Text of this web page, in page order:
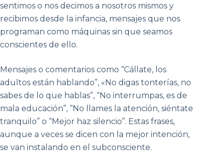
sentimos o nos decimos a nosotros mismos y
recibimos desde la infancia, mensajes que nos
programan como máquinas sin que seamos
conscientes de ello.
Mensajes o comentarios como “Cállate, los
adultos están hablando”, «No digas tonterías, no
sabes de lo que hablas”, “No interrumpas, es de
mala educación”, “No llames la atención, siéntate
tranquilo” o “Mejor haz silencio”. Estas frases,
aunque a veces se dicen con la mejor intención,
se van instalando en el subconsciente.